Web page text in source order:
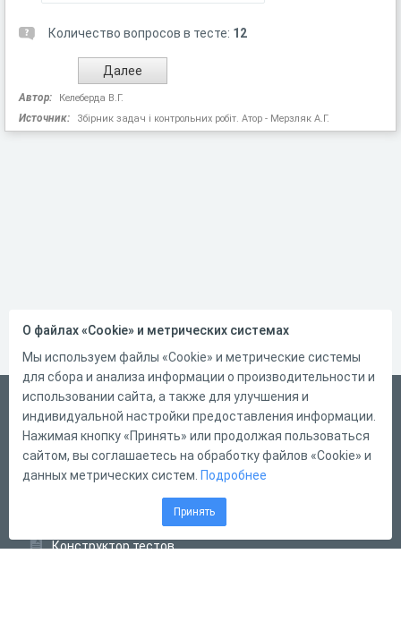
Количество вопросов в тесте: 12
Автор: Келеберда В.Г.
Источник: Збірник задач і контрольних робіт. Атор - Мерзляк А.Г.
Русский
Справка
Форма обратной связи
Конструктор тестов
О файлах «Cookie» и метрических системах
Мы используем файлы «Cookie» и метрические системы
для сбора и анализа информации о производительности и
использовании сайта, а также для улучшения и
индивидуальной настройки предоставления информации.
Нажимая кнопку «Принять» или продолжая пользоваться
сайтом, вы соглашаетесь на обработку файлов «Cookie» и
данных метрических систем. Подробнее
Принять